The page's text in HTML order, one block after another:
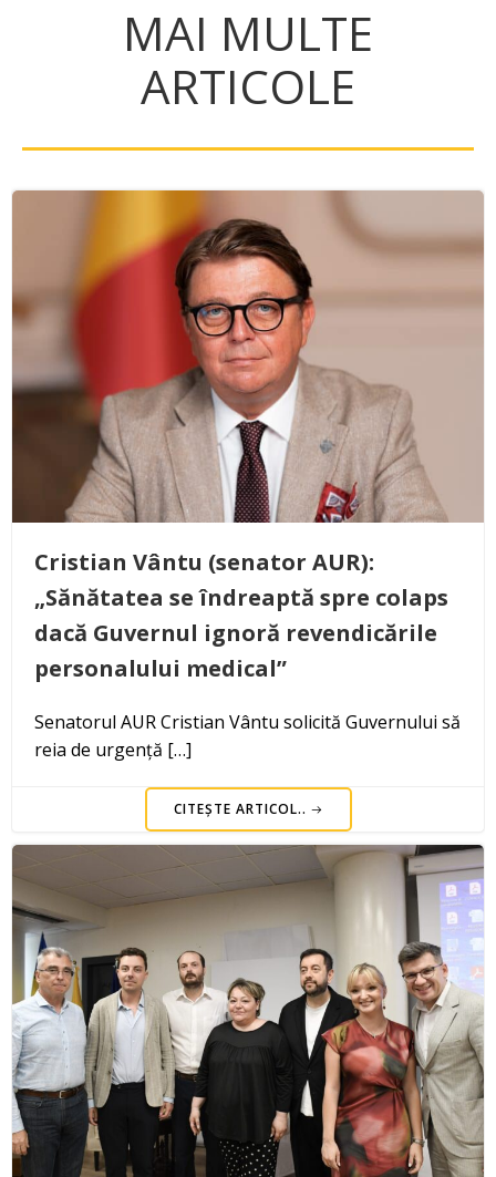
MAI MULTE
ARTICOLE
Cristian Vântu (senator AUR):
„Sănătatea se îndreaptă spre colaps
dacă Guvernul ignoră revendicările
personalului medical”
Senatorul AUR Cristian Vântu solicită Guvernului să
reia de urgență […]
CITEȘTE ARTICOL..